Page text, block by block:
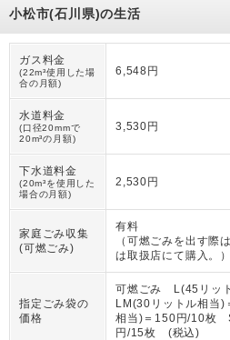
小松市(石川県)の生活
ガス料金
(22m³使用した場
合の月額)
6,548円
水道料金
(口径20mmで
20m³の月額)
3,530円
下水道料金
(20m³を使用した
場合の月額)
2,530円
家庭ごみ収集
(可燃ごみ)
有料
（ 可燃ごみを出す際
は取扱店にて購入。
）
指定ごみ袋の
価格
可燃ごみ L(45リッ
LM(30リットル相当
相当)＝150円/10枚
円/15枚 (税込)